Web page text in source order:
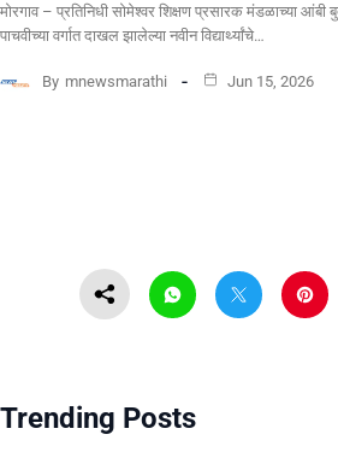
मोरगाव – प्रतिनिधी सोमेश्वर शिक्षण प्रसारक मंडळाच्या आंबी
पाचवीच्या वर्गात दाखल झालेल्या नवीन विद्यार्थ्यांचे…
By mnewsmarathi Jun 15, 2026
Trending Posts